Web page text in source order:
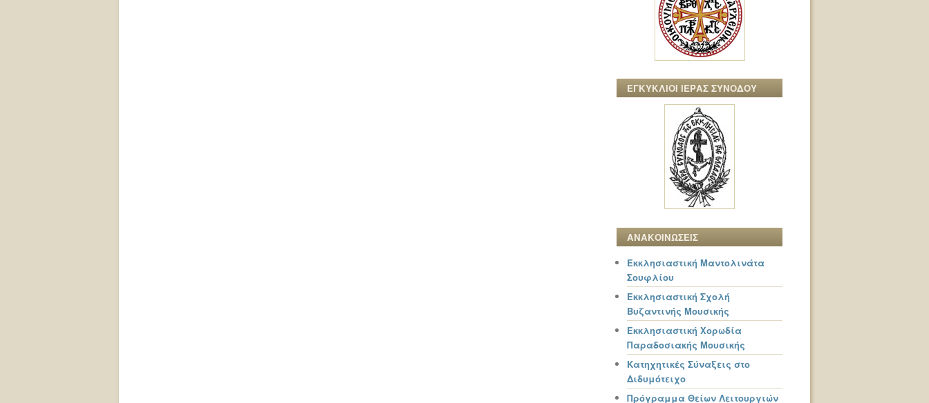
ΕΓΚΥΚΛΙΟΙ ΙΕΡΑΣ ΣΥΝΟΔΟΥ
ΑΝΑΚΟΙΝΩΣΕΙΣ
Εκκλησιαστική Μαντολινάτα
Σουφλίου
Εκκλησιαστική Σχολή
Βυζαντινής Μουσικής
Εκκλησιαστική Χορωδία
Παραδοσιακής Μουσικής
Κατηχητικές Σύναξεις στο
Διδυμότειχο
Πρόγραμμα Θείων Λειτουργιών